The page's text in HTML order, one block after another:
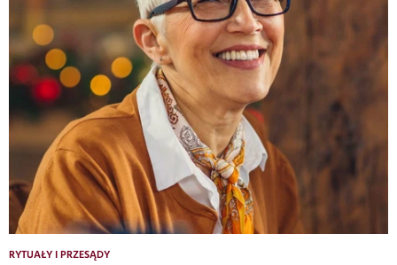
RYTUAŁY I PRZESĄDY